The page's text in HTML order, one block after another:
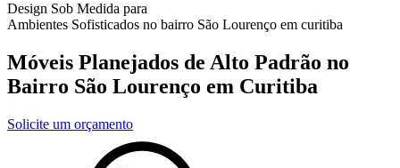
Design Sob Medida para
Ambientes Sofisticados no bairro São Lourenço em curitiba
Móveis Planejados de Alto Padrão no
Bairro São Lourenço em Curitiba
Solicite um orçamento